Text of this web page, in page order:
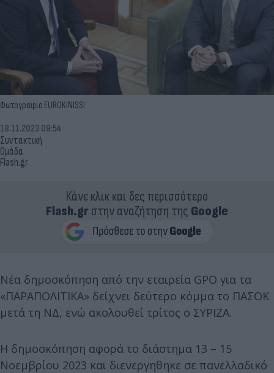
Φωτογραφία EUROKINISSI
Συντακτική
Ομάδα
Flash.gr
18.11.2023 09:54
Κάνε κλικ και δες περισσότερο
Flash.grστην αναζήτηση της Google
Νέα δημοσκόπηση από την εταιρεία GPO για τα
«ΠΑΡΑΠΟΛΙΤΙΚΑ» δείχνει δεύτερο κόμμα το ΠΑΣΟΚ
μετά τη ΝΔ, ενώ ακολουθεί τρίτος ο ΣΥΡΙΖΑ.
Η δημοσκόπηση αφορά το διάστημα 13 – 15
Νοεμβρίου 2023 και διενεργηθηκε σε πανελλαδικό